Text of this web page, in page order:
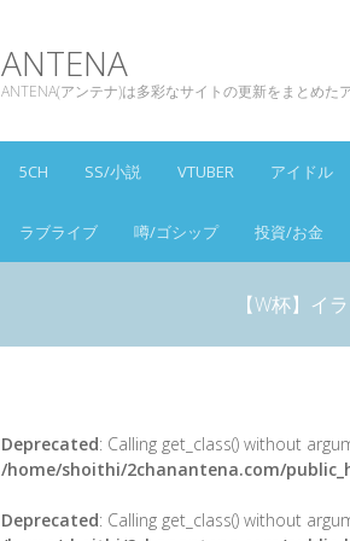
ANTENA
ANTENA(アンテナ)は多彩なサイトの更新をまとめた
5CH SS/小説 VTUBER アイドル
ラブライブ 噂/ゴシップ 投資/お金
【W杯】イ
Deprecated: Calling get_class() without
/home/shoithi/2chanantena.com/
Deprecated: Calling get_class() without